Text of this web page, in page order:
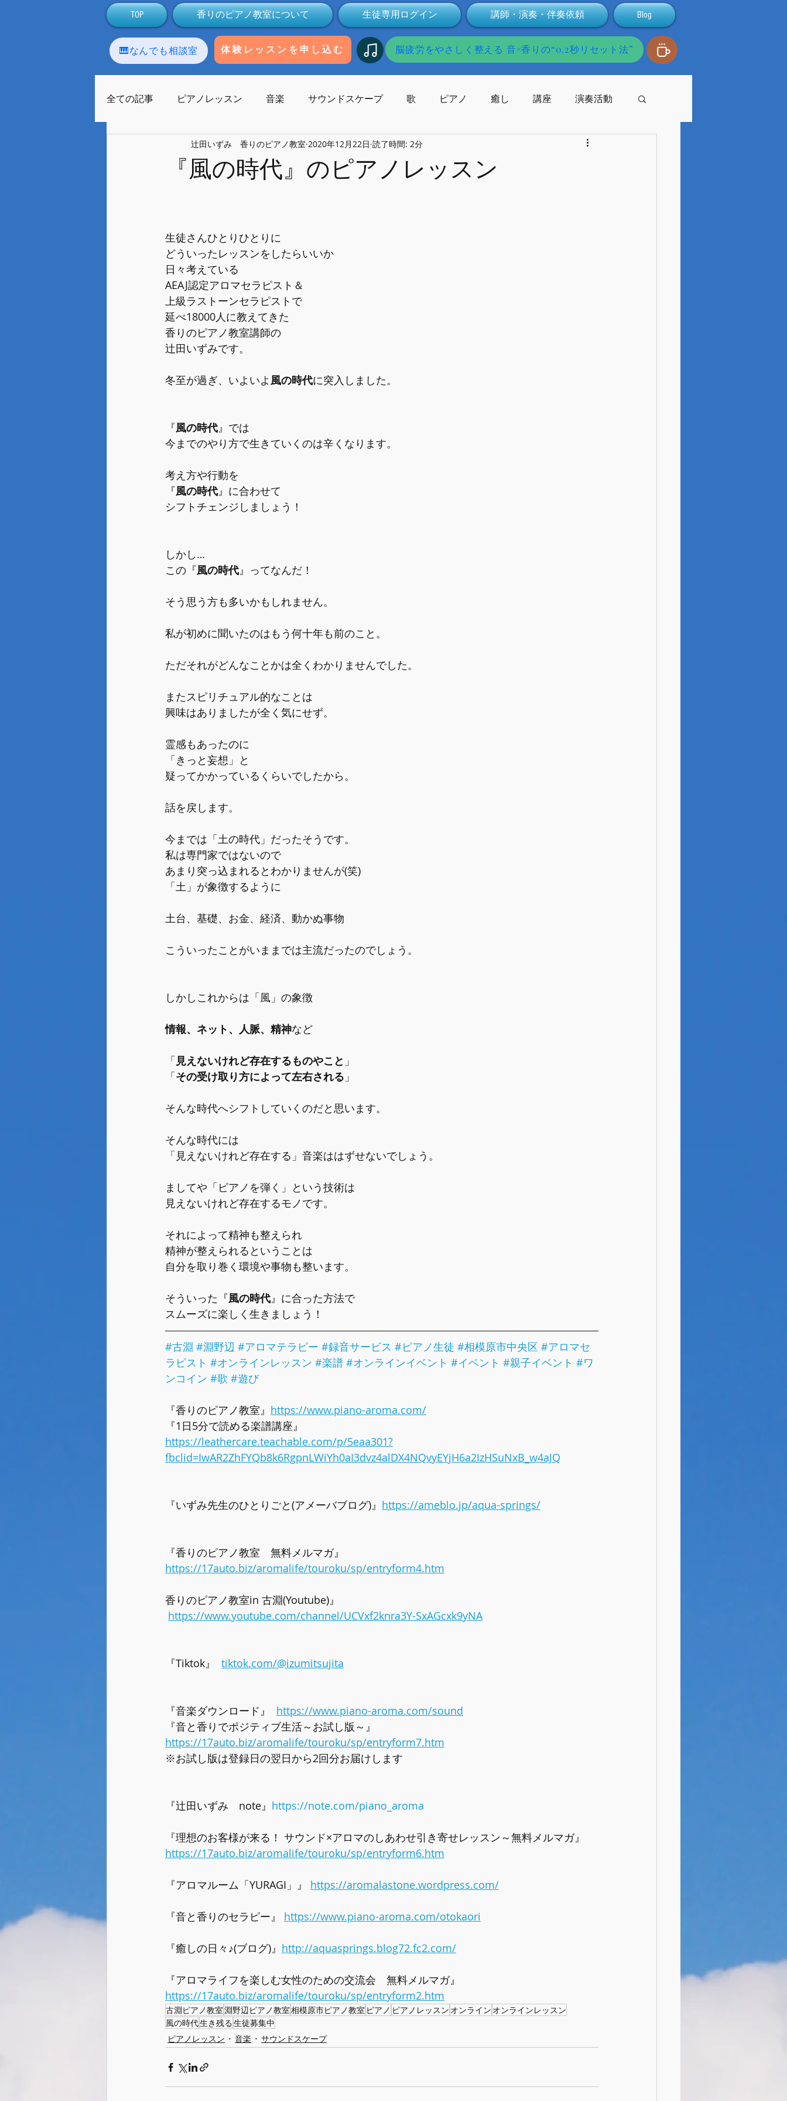
TOP 香りのピアノ教室について 生徒専用ログイン 講師・演奏・伴奏依頼 Blog
🎹なんでも相談室 体験レッスンを申し込む 脳疲労をやさしく整える 音×香りの“0.2秒リセット法”
全ての記事 ピアノレッスン 音楽 サウンドスケープ 歌 ピアノ 癒し 講座 演奏活動
アロマテラピー 生徒 歌碑 作曲 コンサート 作曲家
ライブ配信 Facebook 子供の発達
『風の時代』のピアノレッスン
辻田いずみ 香りのピアノ教室 2020年12月22日 読了時間: 2分
生徒さんひとりひとりに
どういったレッスンをしたらいいか
日々考えている
AEAJ認定アロマセラピスト＆
上級ラストーンセラピストで
延べ18000人に教えてきた
香りのピアノ教室講師の
辻田いずみです。
冬至が過ぎ、いよいよ風の時代に突入しました。
『風の時代』では
今までのやり方で生きていくのは辛くなります。
考え方や行動を
『風の時代』に合わせて
シフトチェンジしましょう！
しかし…
この『風の時代』ってなんだ！
そう思う方も多いかもしれません。
私が初めに聞いたのはもう何十年も前のこと。
ただそれがどんなことかは全くわかりませんでした。
またスピリチュアル的なことは
興味はありましたが全く気にせず。
霊感もあったのに
「きっと妄想」と
疑ってかかっているくらいでしたから。
話を戻します。
今までは「土の時代」だったそうです。
私は専門家ではないので
あまり突っ込まれるとわかりませんが(笑)
「土」が象徴するように
土台、基礎、お金、経済、動かぬ事物
こういったことがいままでは主流だったのでしょう。
しかしこれからは「風」の象徴
情報、ネット、人脈、精神など
「見えないけれど存在するものやこと 」
「その受け取り方によって左右される 」
そんな時代へシフトしていくのだと思います。
そんな時代には
「見えないけれど存在する」音楽ははずせないでしょう。
ましてや「ピアノを弾く」という技術は
見えないけれど存在するモノです。
それによって精神も整えられ
精神が整えられるということは
自分を取り巻く環境や事物も整います。
そういった『風の時代』に合った方法で
スムーズに楽しく生きましょう！
#古淵 #淵野辺 #アロマテラピー #録音サービス #ピアノ生徒 #相模原市中央区 #アロマセ
ラピスト #オンラインレッスン #楽譜 #オンラインイベント #イベント #親子イベント #ワ
ンコイン #歌 #遊び
『香りのピアノ教室』 https://www.piano-aroma.com/
『1日5分で読める楽譜講座』
https://leathercare.teachable.com/p/5eaa301?
fbclid=IwAR2ZhFYQb8k6RgpnLWiYh0aI3dvz4alDX4NQvyEYjH6a2IzHSuNxB_w4aJQ
『いずみ先生のひとりごと(アメーバブログ)』 https://ameblo.jp/aqua-springs/
『香りのピアノ教室　無料メルマガ』
https://17auto.biz/aromalife/touroku/sp/entryform4.htm
香りのピアノ教室in 古淵(Youtube)』
https://www.youtube.com/channel/UCVxf2knra3Y-SxAGcxk9yNA
『Tiktok』 tiktok.com/@izumitsujita
『音楽ダウンロード』 https://www.piano-aroma.com/sound
『音と香りでポジティブ生活～お試し版～』
https://17auto.biz/aromalife/touroku/sp/entryform7.htm
※お試し版は登録日の翌日から2回分お届けします
『辻田いずみ　note』 https://note.com/piano_aroma
『理想のお客様が来る！ サウンド×アロマのしあわせ引き寄せレッスン～無料メルマガ』
https://17auto.biz/aromalife/touroku/sp/entryform6.htm
『アロマルーム「YURAGI」』 https://aromalastone.wordpress.com/
『音と香りのセラピー』 https://www.piano-aroma.com/otokaori
『癒しの日々♪(ブログ)』 http://aquasprings.blog72.fc2.com/
『アロマライフを楽しむ女性のための交流会　無料メルマガ』
https://17auto.biz/aromalife/touroku/sp/entryform2.htm
古淵ピアノ教室淵野辺ピアノ教室相模原市ピアノ教室 ピアノ ピアノレッスン オンライン オンラインレッスン
風の時代生き残る生徒募集中
ピアノレッスン
音楽 サウンドスケープ